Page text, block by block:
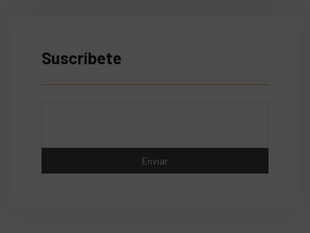
Suscríbete